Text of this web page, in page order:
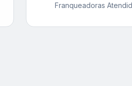
Franqueadoras